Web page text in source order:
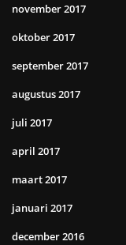
november 2017
oktober 2017
september 2017
augustus 2017
juli 2017
april 2017
maart 2017
januari 2017
december 2016